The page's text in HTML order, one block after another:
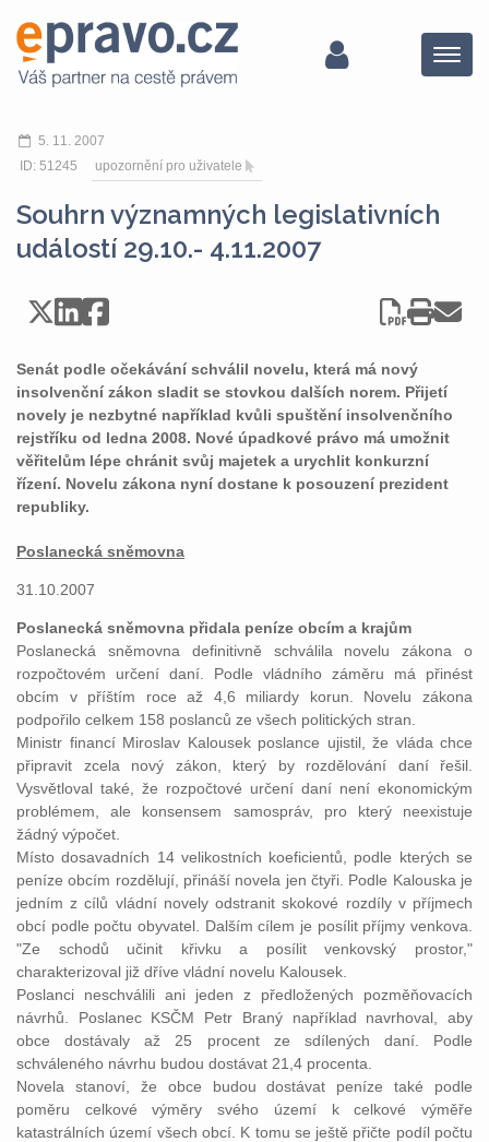
Menu
5. 11. 2007
ID: 51245
upozornění pro uživatele
Souhrn významných legislativních
událostí 29.10.- 4.11.2007
Senát podle očekávání schválil novelu, která má nový
insolvenční zákon sladit se stovkou dalších norem. Přijetí
novely je nezbytné například kvůli spuštění insolvenčního
rejstříku od ledna 2008. Nové úpadkové právo má umožnit
věřitelům lépe chránit svůj majetek a urychlit konkurzní
řízení. Novelu zákona nyní dostane k posouzení prezident
republiky.
Poslanecká sněmovna
31.10.2007
Poslanecká sněmovna přidala peníze obcím a krajům
Poslanecká sněmovna definitivně schválila novelu zákona o
rozpočtovém určení daní. Podle vládního záměru má přinést
obcím v příštím roce až 4,6 miliardy korun. Novelu zákona
podpořilo celkem 158 poslanců ze všech politických stran.
Ministr financí Miroslav Kalousek poslance ujistil, že vláda chce
připravit zcela nový zákon, který by rozdělování daní řešil.
Vysvětloval také, že rozpočtové určení daní není ekonomickým
problémem, ale konsensem samospráv, pro který neexistuje
žádný výpočet.
Místo dosavadních 14 velikostních koeficientů, podle kterých se
peníze obcím rozdělují, přináší novela jen čtyři. Podle Kalouska je
jedním z cílů vládní novely odstranit skokové rozdíly v příjmech
obcí podle počtu obyvatel. Dalším cílem je posílit příjmy venkova.
"Ze schodů učinit křivku a posílit venkovský prostor,"
charakterizoval již dříve vládní novelu Kalousek.
Poslanci neschválili ani jeden z předložených pozměňovacích
návrhů. Poslanec KSČM Petr Braný například navrhoval, aby
obce dostávaly až 25 procent ze sdílených daní. Podle
schváleného návrhu budou dostávat 21,4 procenta.
Novela stanoví, že obce budou dostávat peníze také podle
poměru celkové výměry svého území k celkové výměře
katastrálních území všech obcí. K tomu se ještě přičte podíl počtu